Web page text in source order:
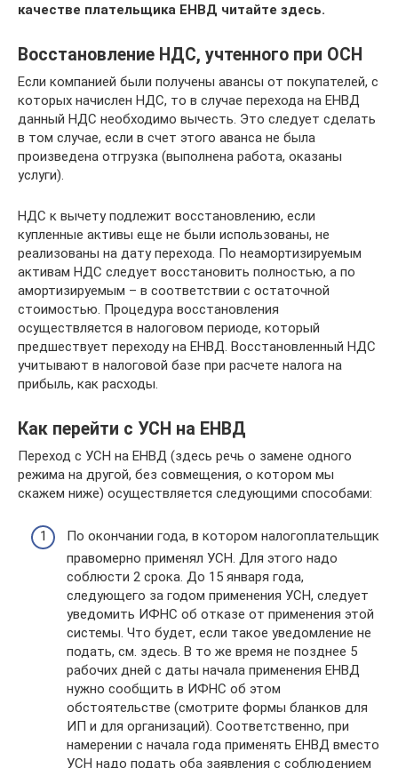
качестве плательщика ЕНВД читайте здесь.
Восстановление НДС, учтенного при ОСН
Если компанией были получены авансы от покупателей, с
которых начислен НДС, то в случае перехода на ЕНВД
данный НДС необходимо вычесть. Это следует сделать
в том случае, если в счет этого аванса не была
произведена отгрузка (выполнена работа, оказаны
услуги).
НДС к вычету подлежит восстановлению, если
купленные активы еще не были использованы, не
реализованы на дату перехода. По неамортизируемым
активам НДС следует восстановить полностью, а по
амортизируемым – в соответствии с остаточной
стоимостью. Процедура восстановления
осуществляется в налоговом периоде, который
предшествует переходу на ЕНВД. Восстановленный НДС
учитывают в налоговой базе при расчете налога на
прибыль, как расходы.
Как перейти с УСН на ЕНВД
Переход с УСН на ЕНВД (здесь речь о замене одного
режима на другой, без совмещения, о котором мы
скажем ниже) осуществляется следующими способами:
По окончании года, в котором налогоплательщик
правомерно применял УСН. Для этого надо
соблюсти 2 срока. До 15 января года,
следующего за годом применения УСН, следует
уведомить ИФНС об отказе от применения этой
системы. Что будет, если такое уведомление не
подать, см. здесь. В то же время не позднее 5
рабочих дней с даты начала применения ЕНВД
нужно сообщить в ИФНС об этом
обстоятельстве (смотрите формы бланков для
ИП и для организаций). Соответственно, при
намерении с начала года применять ЕНВД вместо
УСН надо подать оба заявления с соблюдением